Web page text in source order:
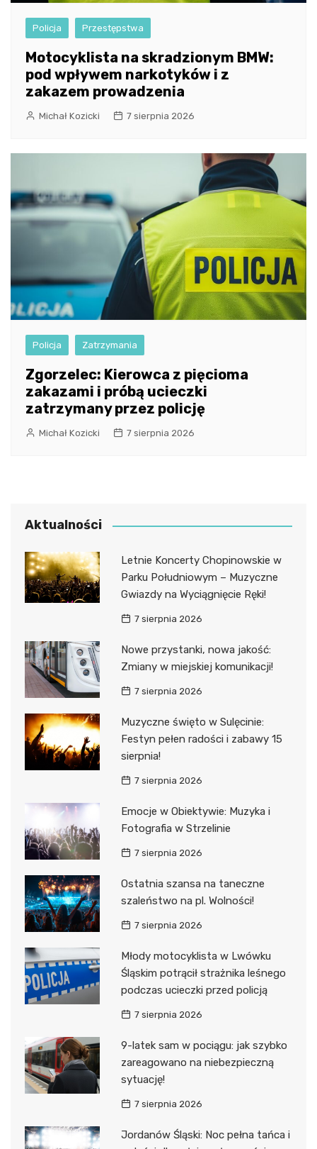
Policja Przestępstwa
Motocyklista na skradzionym BMW:
pod wpływem narkotyków i z
zakazem prowadzenia
Michał Kozicki 7 sierpnia 2026
Policja Zatrzymania
Zgorzelec: Kierowca z pięcioma
zakazami i próbą ucieczki
zatrzymany przez policję
Michał Kozicki 7 sierpnia 2026
Aktualności
Letnie Koncerty Chopinowskie w
Parku Południowym – Muzyczne
Gwiazdy na Wyciągnięcie Ręki!
7 sierpnia 2026
Nowe przystanki, nowa jakość:
Zmiany w miejskiej komunikacji!
7 sierpnia 2026
Muzyczne święto w Sulęcinie:
Festyn pełen radości i zabawy 15
sierpnia!
7 sierpnia 2026
Emocje w Obiektywie: Muzyka i
Fotografia w Strzelinie
7 sierpnia 2026
Ostatnia szansa na taneczne
szaleństwo na pl. Wolności!
7 sierpnia 2026
Młody motocyklista w Lwówku
Śląskim potrącił strażnika leśnego
podczas ucieczki przed policją
7 sierpnia 2026
9-latek sam w pociągu: jak szybko
zareagowano na niebezpieczną
sytuację!
7 sierpnia 2026
Jordanów Śląski: Noc pełna tańca i